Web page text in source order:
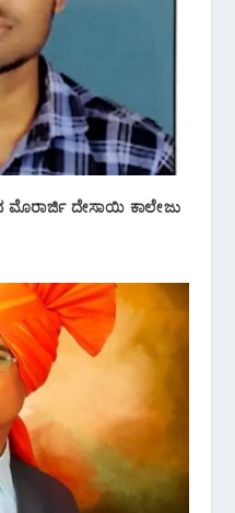
ಮೊರಾರ್ಜಿ ದೇಸಾಯಿ ಕಾಲೇಜು